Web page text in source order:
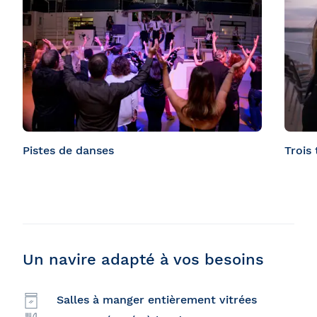
Grande terrasse sur le pont supérieur Vue
Salle entièrement vitrée
Pistes de danses Trois
Un navire adapté à vos besoins
Salles à manger entièrement vitrées